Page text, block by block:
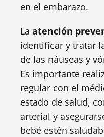
en el embarazo.
La atención
identificar y tratar
de las náuseas y
Es importante
regular con el
estado de salud,
arterial y
bebé estén